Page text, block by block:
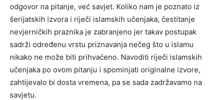
odgovor na pitanje, već savjet. Koliko nam je poznato iz
šerijatskih izvora i riječi islamskih učenjaka, čestitanje
nevjerničkih praznika je zabranjeno jer takav postupak
sadrži određenu vrstu priznavanja nečeg što u islamu
nikako ne može biti prihvaćeno. Navoditi riječi islamskih
učenjaka po ovom pitanju i spominjati originalne izvore,
zahtijevalo bi dosta vremena, pa se sada zadržavamo na
savjetu.